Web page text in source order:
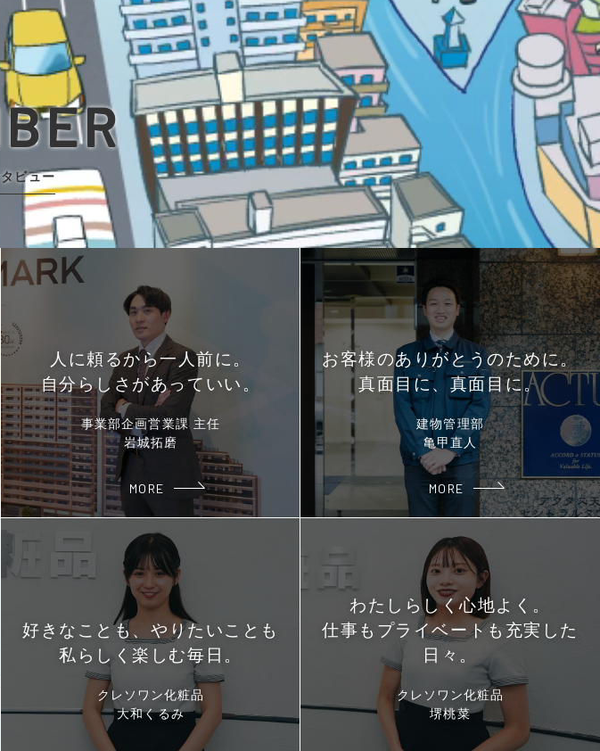
ビュー
人に頼るから一人前に。
自分らしさがあっていい。
事業部企画営業課 主任
岩城拓磨
MORE
お客様のありがとうのために。
真面目に、真面目に。
建物管理部
亀甲直人
MORE
好きなことも、やりたいことも
私らしく楽しむ毎日。
クレソワン化粧品
大和くるみ
わたしらしく心地よく。
仕事もプライベートも充実した
日々。
クレソワン化粧品
堺桃菜